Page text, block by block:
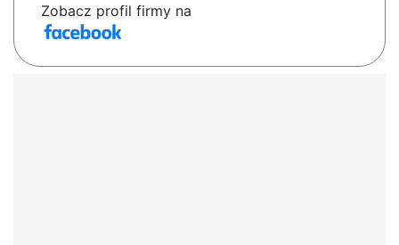
Zobacz profil firmy na